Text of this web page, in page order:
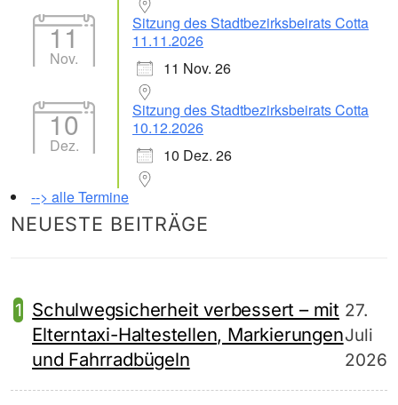
11
Nov.
Sitzung des Stadtbezirksbeirats Cotta
11.11.2026
11 Nov. 26
10
Dez.
Sitzung des Stadtbezirksbeirats Cotta
10.12.2026
10 Dez. 26
--> alle Termine
NEUESTE BEITRÄGE
Schulwegsicherheit verbessert – mit
Elterntaxi-Haltestellen, Markierungen
und Fahrradbügeln
27.
Juli
2026